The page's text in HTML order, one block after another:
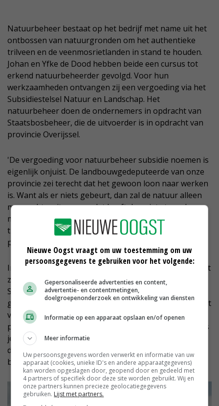
Natuurbeheer bestaat op het bedrijf met name uit het
ontbossen van natuurgronden om het authentieke
trilveen en de veenmosrietlanden in stand te houden.
Johan en Yfke de Dood hebben beide een cursus tot
erkend natuurbeheerder gevolgd. Voor hun
werkzaamheden ontvangen zij een vergoeding via het
Subsidiestelsel Natuur en Landschap. Het
natuurbeheer doen de ondernemers in opdracht van
Staatsbosbeheer, die de uitvoerder is in opdracht van
provincie Overijssel.
'De vergoeding voor natuurbeheer subsidie noemen is
eigenlijk onjuist. De landbouwgedeputeerde van onze
provincie zei terecht dat het gewoon loon naar werken
is. Want als er niets gebeurt, dan zal de natuur alleen
maar achteruitgaan en dat heeft dan niets te maken
met stikstof. Wij werken hard aan het behoud van de
traditionele rietlanden, met de diverse inheemse
plantensoorten en broedvogels.'
In het natuurbeheer mist De Dood zekerheid. Hij stoort
zich aan de nieuwe pachtvormen waarvan
Staatsbosbeheer sinds de invoering van het
geliberaliseerde pachtstelsel gebruikmaakt. '40 procent
van ons land valt nu onder de regels van kortlopende
pacht en kunnen we in feite elk moment kwijtraken. Als
je echt werk wilt maken van langjarig natuurherstel,
dan is dit geen goede basis. Wij zien dat als serieuze
bedreiging voor ons bedrijf en voor de natuur.'
Nieuwe Oogst vraagt om uw toestemming om uw
persoonsgegevens te gebruiken voor het volgende:
Gepersonaliseerde advertenties en content,
advertentie- en contentmetingen,
doelgroepenonderzoek en ontwikkeling van diensten
Informatie op een apparaat opslaan en/of openen
Meer informatie
Uw persoonsgegevens worden verwerkt en informatie van uw
apparaat (cookies, unieke ID's en andere apparaatgegevens)
kan worden opgeslagen door, geopend door en gedeeld met
4 partners of specifiek door deze site worden gebruikt. Wij en
onze partners kunnen precieze geolocatiegegevens
gebruiken. Lijst met partners.